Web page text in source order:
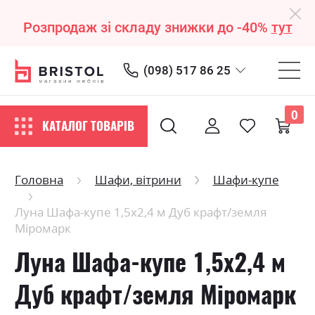
Розпродаж зі складу знижки до -40% тут
(098) 517 86 25
КАТАЛОГ ТОВАРІВ
0
Головна Шафи, вітрини
Шафи-купе
Луна Шафа-купе 1,5х2,4 м Дуб крафт/земля
Міромарк
Луна Шафа-купе 1,5х2,4 м
Дуб крафт/земля Міромарк